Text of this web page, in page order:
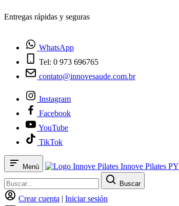
Entregas rápidas y seguras
WhatsApp
Tel: 0 973 696765
contato@innovesaude.com.br
Instagram
Facebook
YouTube
TikTok
Menú Innove Pilates PY
Buscar
Crear cuenta | Iniciar sesión